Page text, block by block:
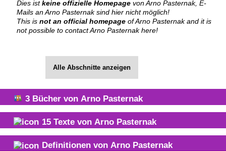
Dies istkeine offizielle Homepage von Arno Pasternak, E-
Mails an Arno Pasternak sind hier nicht möglich!
This is not an official homepage of Arno Pasternak and it is
not possible to contact Arno Pasternak here!
Alle Abschnitte anzeigen
3 Bücher von Arno Pasternak
15 Texte von Arno Pasternak
Definitionen von Arno Pasternak